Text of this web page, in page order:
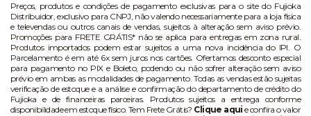
Preços, produtos e condições de pagamento exclusivas para o site do Fujioka
Distribuidor, exclusivo para CNPJ, não valendo necessariamente para a loja física
e televendas ou outros canais de vendas, sujeitos à alteração sem aviso prévio.
Promoções para FRETE GRÁTIS* não se aplica para entregas em zona rural.
Produtos importados podem estar sujeitos a uma nova incidência do IPI. O
Parcelamento é em até 6x sem juros nos cartões. Ofertamos desconto especial
para pagamento no PIX e Boleto, podendo ou não sofrer alteração sem aviso
prévio em ambas as modalidades de pagamento. Todas as vendas estão sujeitas
verificação de estoque e a análise e confirmação do departamento de crédito do
Fujioka e de financeiras parceiras. Produtos sujeitos a entrega conforme
disponibilidade em estoque físico. Tem Frete Grátis? Clique aqui e confira o valor